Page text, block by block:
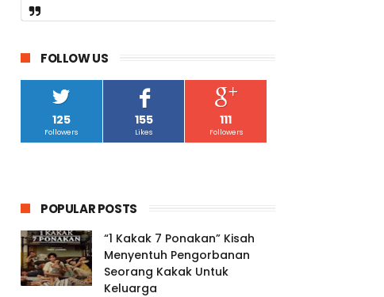
FOLLOW US
125
Followers
155
Likes
111
Followers
POPULAR POSTS
“1 Kakak 7 Ponakan” Kisah
Menyentuh Pengorbanan
Seorang Kakak Untuk
Keluarga